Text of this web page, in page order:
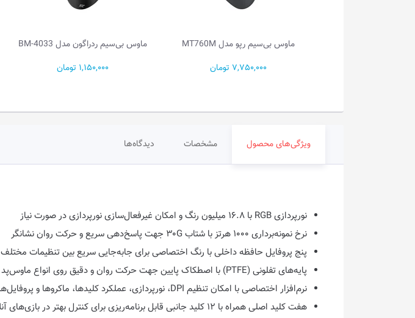
ماوس بی‌سیم رپو مدل MT760M
7,750,000 تومان
ماوس بی‌سیم ردراگون مدل BM-4033
1,150,000 تومان
ویژگی‌های محصول مشخصات دیدگاه‌ها
نورپردازی RGB با ۱۶.۸ میلیون رنگ و امکان غیرفعال‌سازی نورپردازی در صورت نیاز
نرخ نمونه‌برداری ۱۰۰۰ هرتز با شتاب ۳۰G جهت پاسخ‌دهی سریع و حرکت روان نشانگر
پنج پروفایل حافظه داخلی با رنگ اختصاصی برای جابه‌جایی سریع بین تنظیمات مختلف
پایه‌های تفلونی (PTFE) با اصطکاک پایین جهت حرکت روان و دقیق روی انواع ماوس‌پد
نرم‌افزار اختصاصی با امکان تنظیم DPI، نورپردازی، عملکرد کلیدها، ماکروها و پروفایل‌های مختلف
هفت کلید اصلی همراه با ۱۲ کلید جانبی قابل برنامه‌ریزی برای کنترل بهتر در بازی‌های آنلاین و MMO